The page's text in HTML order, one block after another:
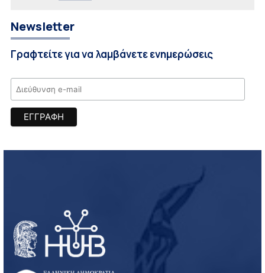
Newsletter
Γραφτείτε για να λαμβάνετε ενημερώσεις